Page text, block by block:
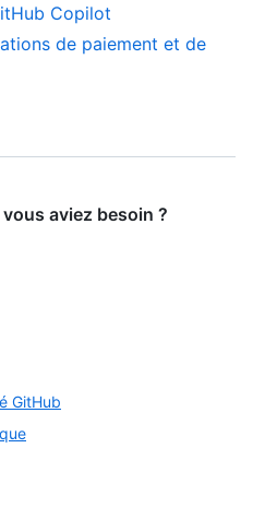
Copilot
de paiement et de
aviez besoin ?
GitHub